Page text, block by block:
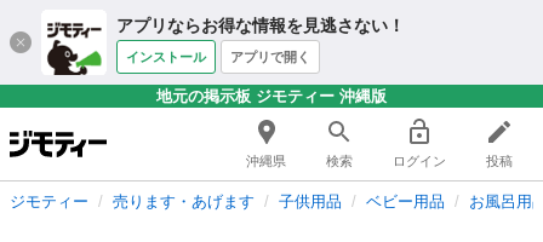
アプリならお得な情報を見逃さない！
インストール アプリで開く
地元の掲示板 ジモティー 沖縄版
沖縄県 検索 ログイン 投稿
ジモティー 売ります・あげます 子供用品 ベビー用品 お風呂用